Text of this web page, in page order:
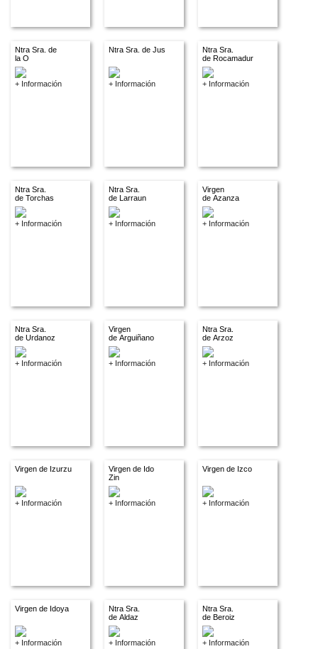
Ntra Sra. de
la O
+ Información
Ntra Sra. de Jus
+ Información
Ntra Sra.
de Rocamadur
+ Información
Ntra Sra.
de Torchas
+ Información
Ntra Sra.
de Larraun
+ Información
Virgen
de Azanza
+ Información
Ntra Sra.
de Urdanoz
+ Información
Virgen
de Arguiñano
+ Información
Ntra Sra.
de Arzoz
+ Información
Virgen de Izurzu
+ Información
Virgen de Ido
Zin
+ Información
Virgen de Izco
+ Información
Virgen de Idoya
+ Información
Ntra Sra.
de Aldaz
+ Información
Ntra Sra.
de Beroiz
+ Información